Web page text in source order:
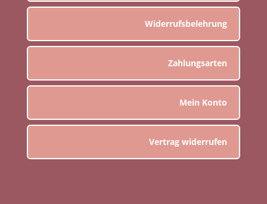
Widerrufsbelehrung
Zahlungsarten
Mein Konto
Vertrag widerrufen